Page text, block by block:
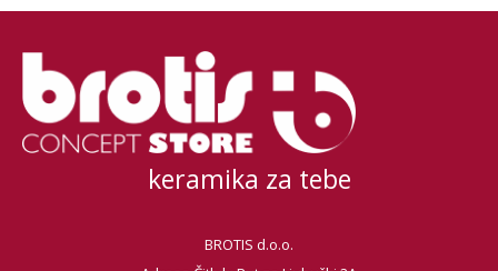
keramika za tebe
BROTIS d.o.o.